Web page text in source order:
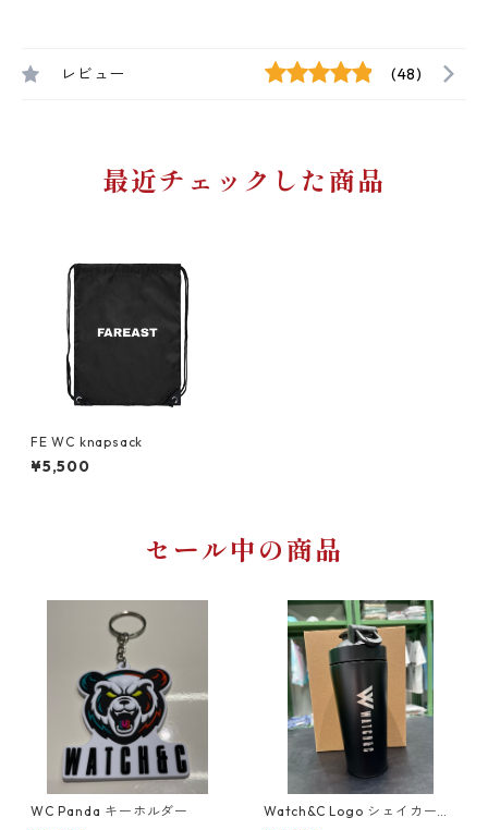
レビュー (48)
最近チェックした商品
FE WC knapsack
¥5,500
セール中の商品
WC Panda キーホルダー
Watch&C Logo シェイカー